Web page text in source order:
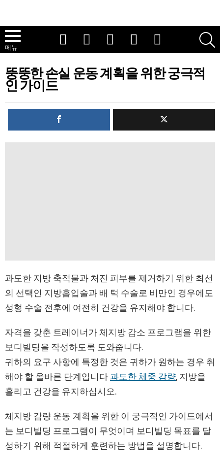
메뉴
뚱뚱한 손실 운동 계획을 위한 궁극적
인 가이드
과도한 지방 축적물과 처진 피부를 제거하기 위한 최선
의 선택인 지방흡입술과 배 턱 수술로 비만인 경우에도
성형 수술 전후에 여전히 건강을 유지해야 합니다.
자격을 갖춘 트레이너가 체지방 감소 프로그램을 위한
보디빌딩을 작성하도록 도와줍니다.
귀하의 요구 사항에 특정한 것은 귀하가 원하는 경우 취
해야 할 올바른 단계입니다 과도한 체중 감량, 지방을
흘리고 건강을 유지하십시오.
체지방 감량 운동 계획을 위한 이 궁극적인 가이드에서
는 보디빌딩 프로그램이 무엇이며 보디빌딩 목표를 달
성하기 위해 적절하게 훈련하는 방법을 설명합니다.